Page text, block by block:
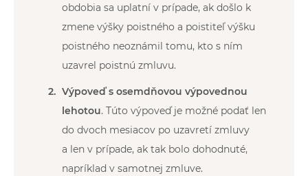
obdobia sa uplatní v prípade, ak došlo k
zmene výšky poistného a poistiteľ výšku
poistného neoznámil tomu, kto s ním
uzavrel poistnú zmluvu.
Výpoveď s osemdňovou výpovednou
lehotou. Túto výpoveď je možné podať len
do dvoch mesiacov po uzavretí zmluvy
a len v prípade, ak tak bolo dohodnuté,
napríklad v samotnej zmluve.